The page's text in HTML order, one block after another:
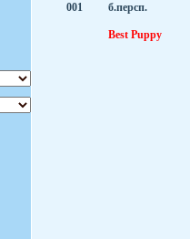
001 б.персп.
Best Puppy